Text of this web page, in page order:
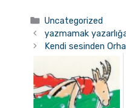
Kategoriler
Uncategorized
yazmamak
Kendi sesinden